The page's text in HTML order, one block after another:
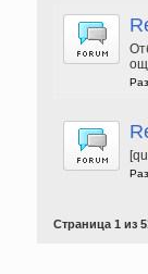
Страница 1 из